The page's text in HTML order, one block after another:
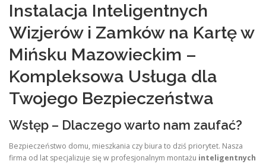
Instalacja Inteligentnych
Wizjerów i Zamków na Kartę w
Mińsku Mazowieckim –
Kompleksowa Usługa dla
Twojego Bezpieczeństwa
Wstęp – Dlaczego warto nam zaufać?
Bezpieczeństwo domu, mieszkania czy biura to dziś priorytet. Nasza
firma od lat specjalizuje się w profesjonalnym montażu inteligentnych